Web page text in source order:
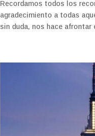
Recordamos todos los
agradecimiento a todas
sin duda, nos hace afrontar